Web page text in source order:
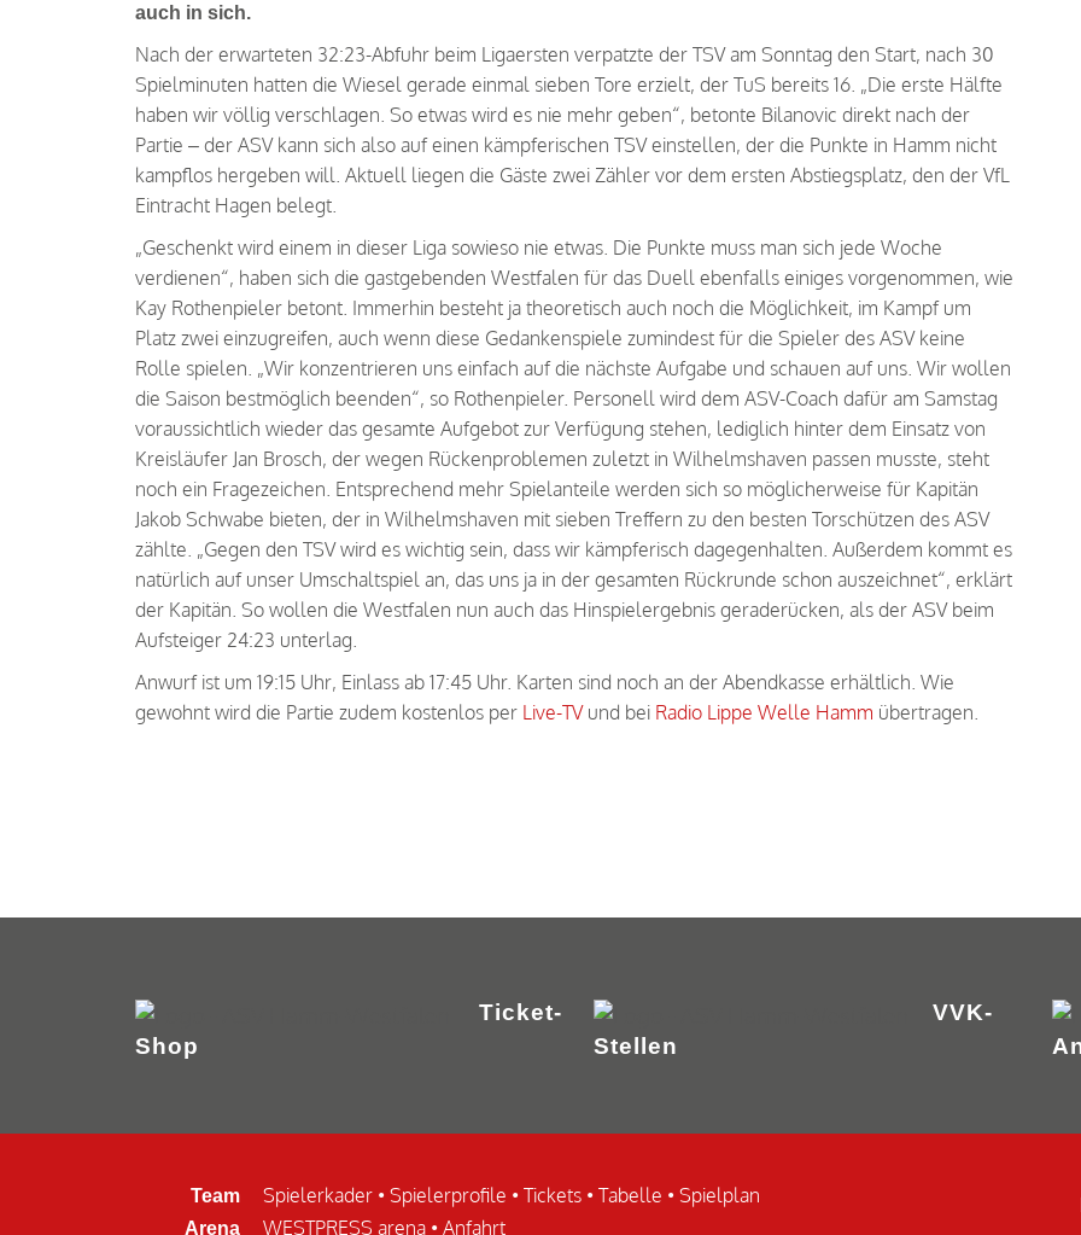
auch in sich.
Nach der erwarteten 32:23-Abfuhr beim Ligaersten verpatzte der TSV am Sonntag den Start, nach 30
Spielminuten hatten die Wiesel gerade einmal sieben Tore erzielt, der TuS bereits 16. „Die erste Hälfte
haben wir völlig verschlagen. So etwas wird es nie mehr geben“, betonte Bilanovic direkt nach der
Partie – der ASV kann sich also auf einen kämpferischen TSV einstellen, der die Punkte in Hamm nicht
kampflos hergeben will. Aktuell liegen die Gäste zwei Zähler vor dem ersten Abstiegsplatz, den der VfL
Eintracht Hagen belegt.
„Geschenkt wird einem in dieser Liga sowieso nie etwas. Die Punkte muss man sich jede Woche
verdienen“, haben sich die gastgebenden Westfalen für das Duell ebenfalls einiges vorgenommen, wie
Kay Rothenpieler betont. Immerhin besteht ja theoretisch auch noch die Möglichkeit, im Kampf um
Platz zwei einzugreifen, auch wenn diese Gedankenspiele zumindest für die Spieler des ASV keine
Rolle spielen. „Wir konzentrieren uns einfach auf die nächste Aufgabe und schauen auf uns. Wir wollen
die Saison bestmöglich beenden“, so Rothenpieler. Personell wird dem ASV-Coach dafür am Samstag
voraussichtlich wieder das gesamte Aufgebot zur Verfügung stehen, lediglich hinter dem Einsatz von
Kreisläufer Jan Brosch, der wegen Rückenproblemen zuletzt in Wilhelmshaven passen musste, steht
noch ein Fragezeichen. Entsprechend mehr Spielanteile werden sich so möglicherweise für Kapitän
Jakob Schwabe bieten, der in Wilhelmshaven mit sieben Treffern zu den besten Torschützen des ASV
zählte. „Gegen den TSV wird es wichtig sein, dass wir kämpferisch dagegenhalten. Außerdem kommt es
natürlich auf unser Umschaltspiel an, das uns ja in der gesamten Rückrunde schon auszeichnet“, erklärt
der Kapitän. So wollen die Westfalen nun auch das Hinspielergebnis geraderücken, als der ASV beim
Aufsteiger 24:23 unterlag.
Anwurf ist um 19:15 Uhr, Einlass ab 17:45 Uhr. Karten sind noch an der Abendkasse erhältlich. Wie
gewohnt wird die Partie zudem kostenlos per Live-TVund bei Radio Lippe Welle Hamm übertragen.
Ticket-
Shop
VVK-
Stellen
Team Spielerkader • Spielerprofile • Tickets • Tabelle • Spielplan
Arena WESTPRESS arena • Anfahrt